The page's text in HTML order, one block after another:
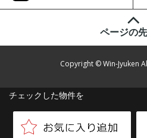
チェックした物件を
ページの
Copyright © Win-Jyuken